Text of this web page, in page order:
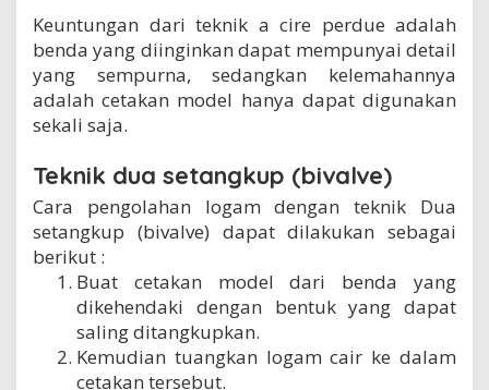
Keuntungan dari teknik a cire perdue adalah
benda yang diinginkan dapat mempunyai detail
yang sempurna, sedangkan kelemahannya
adalah cetakan model hanya dapat digunakan
sekali saja.
Teknik dua setangkup (bivalve)
Cara pengolahan logam dengan teknik Dua
setangkup (bivalve) dapat dilakukan sebagai
berikut :
Buat cetakan model dari benda yang
dikehendaki dengan bentuk yang dapat
saling ditangkupkan.
Kemudian tuangkan logam cair ke dalam
cetakan tersebut.